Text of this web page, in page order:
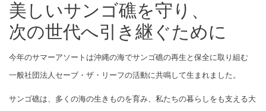
美しいサンゴ礁を守り、
次の世代へ引き継ぐために
今年のサマーアソートは沖縄の海でサンゴ礁の再生と保全に取り組む
一般社団法人セーブ・ザ・リーフの活動に共鳴して生まれました。
サンゴ礁は、多くの海の生きものを育み、私たちの暮らしをも支える大